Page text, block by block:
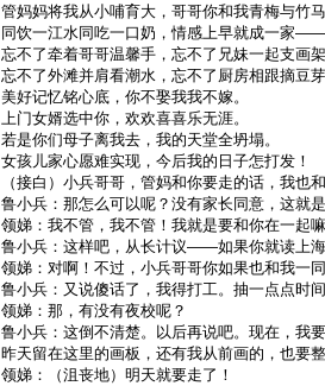
管妈妈将我从小哺育大，哥哥你和我青梅与竹
同饮一江水同吃一口奶，情感上早就成一家
忘不了牵着哥哥温馨手，忘不了兄妹一起支画
忘不了外滩并肩看潮水，忘不了厨房相跟摘豆
美好记忆铭心底，你不娶我我不嫁。
上门女婿选中你，欢欢喜喜乐无涯。
若是你们母子离我去，我的天堂全坍塌。
女孩儿家心愿难实现，今后我的日子怎打发！
（接白）小兵哥哥，管妈和你要走的话，我也
鲁小兵：那怎么可以呢？没有家长同意，这就
领娣：我不管，我不管！我就是要和你在一起
鲁小兵：这样吧，从长计议——如果你就读上
领娣：对啊！不过，小兵哥哥你如果也和我一
鲁小兵：又说傻话了，我得打工。抽一点点时
领娣：那，有没有夜校呢？
鲁小兵：这倒不清楚。以后再说吧。现在，我
昨天留在这里的画板，还有我从前画的，也要
领娣：（沮丧地）明天就要走了！